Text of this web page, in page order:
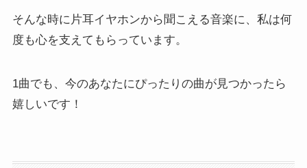
そんな時に片耳イヤホンから聞こえる音楽に、私は何
度も心を支えてもらっています。
1曲でも、今のあなたにぴったりの曲が見つかったら
嬉しいです！